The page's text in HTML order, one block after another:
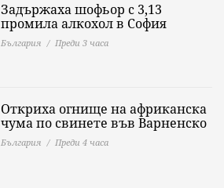
Задържаха шофьор с 3,13
промила алкохол в София
България Преди 3 часа
Откриха огнище на африканска
чума по свинете във Варненско
България Преди 4 часа